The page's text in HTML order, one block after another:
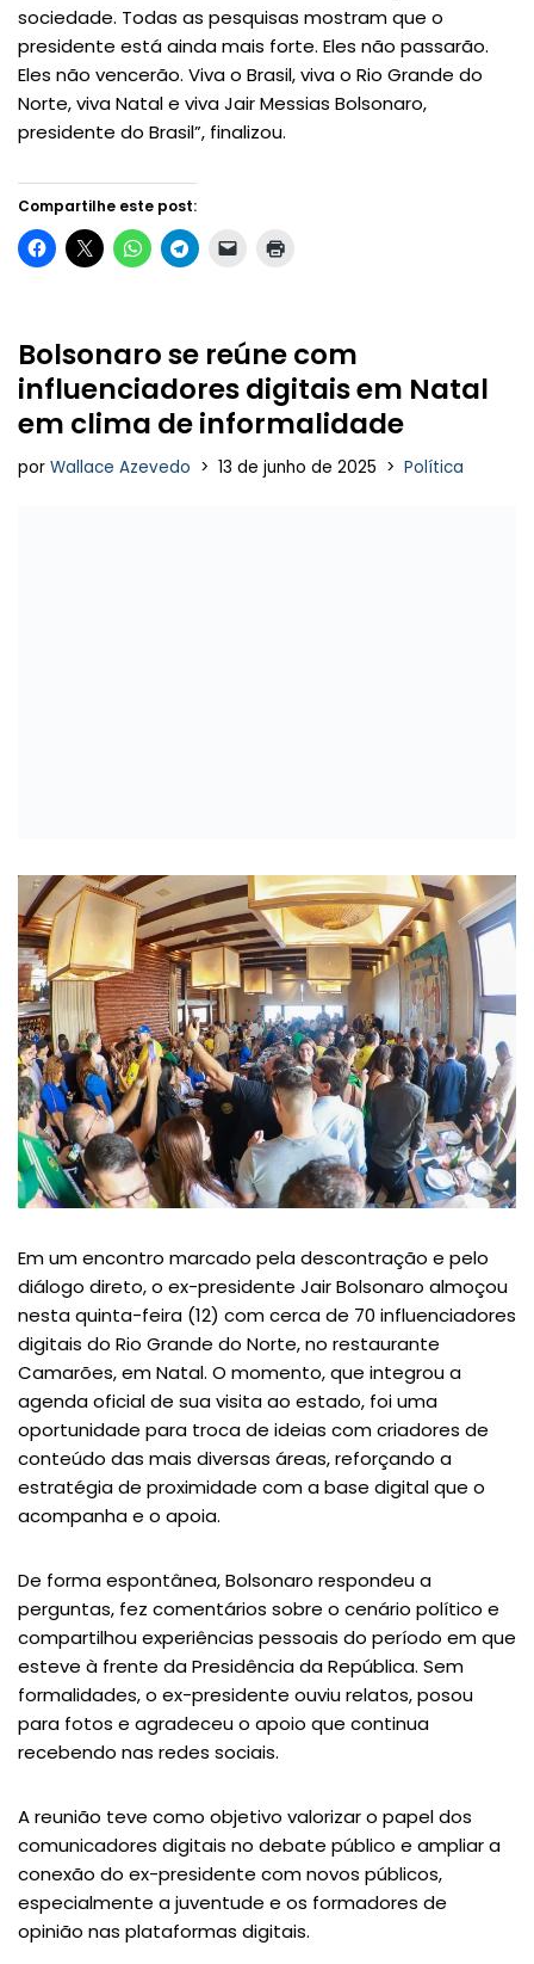
sociedade. Todas as pesquisas mostram que o
presidente está ainda mais forte. Eles não passarão.
Eles não vencerão. Viva o Brasil, viva o Rio Grande do
Norte, viva Natal e viva Jair Messias Bolsonaro,
presidente do Brasil”, finalizou.
Compartilhe este post:
Bolsonaro se reúne com
influenciadores digitais em Natal
em clima de informalidade
por Wallace Azevedo 13 de junho de 2025 Política
Em um encontro marcado pela descontração e pelo
diálogo direto, o ex-presidente Jair Bolsonaro almoçou
nesta quinta-feira (12) com cerca de 70 influenciadores
digitais do Rio Grande do Norte, no restaurante
Camarões, em Natal. O momento, que integrou a
agenda oficial de sua visita ao estado, foi uma
oportunidade para troca de ideias com criadores de
conteúdo das mais diversas áreas, reforçando a
estratégia de proximidade com a base digital que o
acompanha e o apoia.
De forma espontânea, Bolsonaro respondeu a
perguntas, fez comentários sobre o cenário político e
compartilhou experiências pessoais do período em que
esteve à frente da Presidência da República. Sem
formalidades, o ex-presidente ouviu relatos, posou
para fotos e agradeceu o apoio que continua
recebendo nas redes sociais.
A reunião teve como objetivo valorizar o papel dos
comunicadores digitais no debate público e ampliar a
conexão do ex-presidente com novos públicos,
especialmente a juventude e os formadores de
opinião nas plataformas digitais.